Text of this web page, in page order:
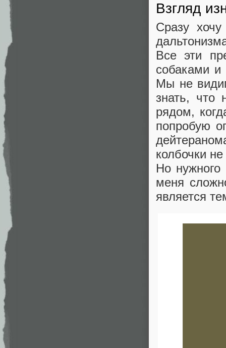
Взгляд
Сразу
Все эти
собаками и
Мы не
знать, что
рядом,
попробую
колбочки
Но
меня
является